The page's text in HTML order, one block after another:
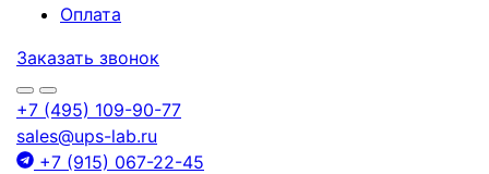
Оплата
Заказать звонок
+7 (495) 109-90-77
sales@ups-lab.ru
+7 (915) 067-22-45